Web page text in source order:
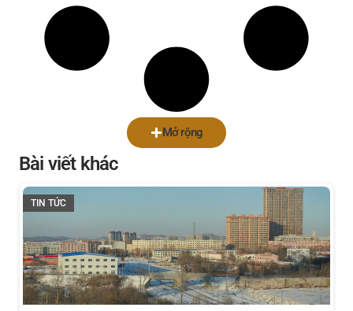
Mở rộng
Bài viết khác
TIN TỨC